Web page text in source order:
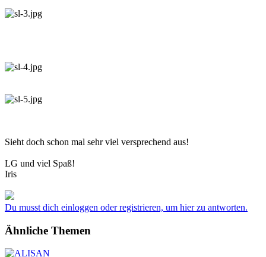
Sieht doch schon mal sehr viel versprechend aus!
LG und viel Spaß!
Iris
Du musst dich einloggen oder registrieren, um hier zu antworten.
Ähnliche Themen